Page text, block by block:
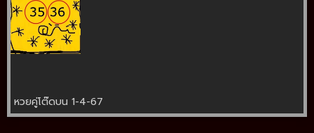
หวยคู่โต๊ดบน 1-4-67